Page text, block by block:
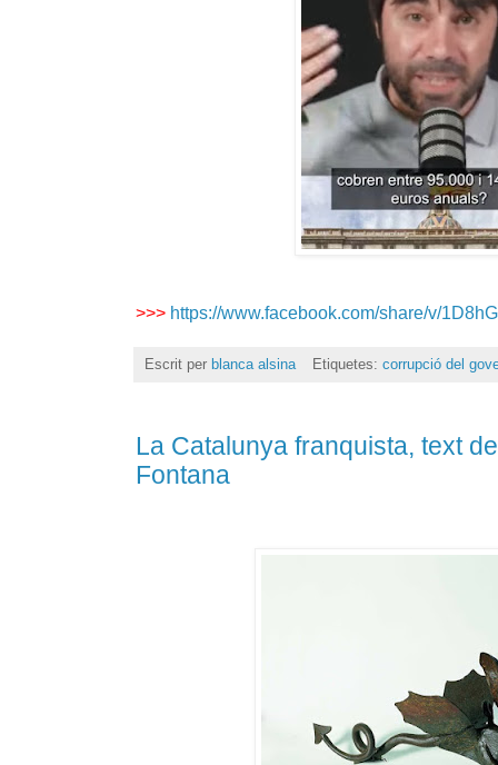
>>> https://www.facebook.com/share/v/
Escrit per blanca alsina Etiquetes: corrupció del
La Catalunya franquista, text
Fontana